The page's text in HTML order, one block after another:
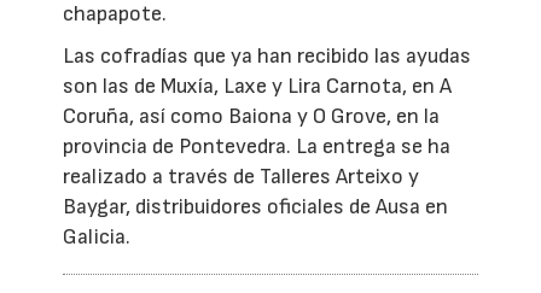
chapapote.
Las cofradías que ya han recibido las ayudas
son las de Muxía, Laxe y Lira Carnota, en A
Coruña, así como Baiona y O Grove, en la
provincia de Pontevedra. La entrega se ha
realizado a través de Talleres Arteixo y
Baygar, distribuidores oficiales de Ausa en
Galicia.